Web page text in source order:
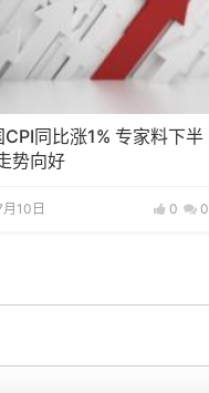
同比涨1% 专家料下半
势向好
10日 0 0